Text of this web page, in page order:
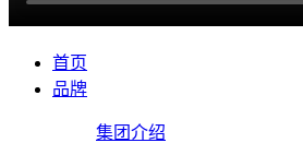
首页
品牌
集团介绍